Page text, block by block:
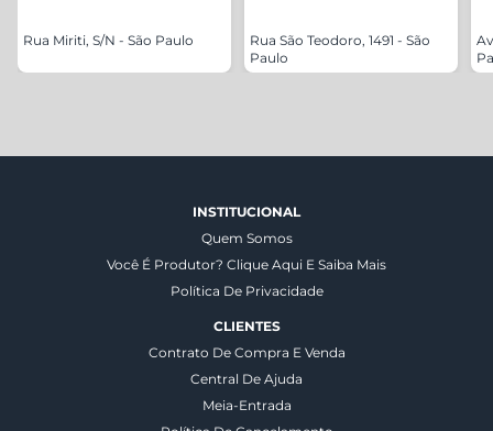
Rua Miriti, S/N - São Paulo
Rua São Teodoro, 1491 - São
Paulo
INSTITUCIONAL
Quem Somos
Você É Produtor? Clique Aqui E Saiba Mais
Política De Privacidade
CLIENTES
Contrato De Compra E Venda
Central De Ajuda
Meia-Entrada